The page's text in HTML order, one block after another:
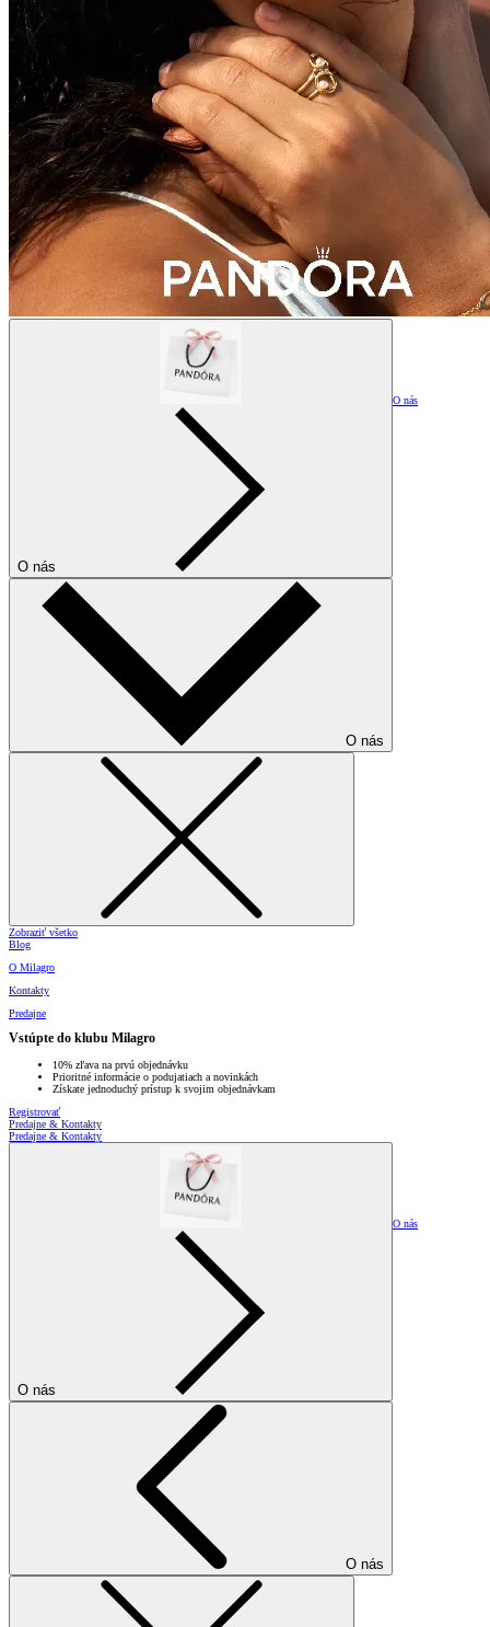
O nás
O nás
O nás
Zobraziť všetko
Blog
O Milagro
Kontakty
Predajne
Vstúpte do klubu Milagro
10% zľava na prvú objednávku
Prioritné informácie o podujatiach a novinkách
Získate jednoduchý prístup k svojim objednávkam
Registrovať
Predajne & Kontakty
Predajne & Kontakty
O nás
O nás
O nás